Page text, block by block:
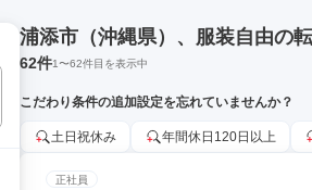
浦添市（沖縄県）、服装自由の
62件1〜62件目を表示中
こだわり条件の追加設定を忘れていませんか？
土日祝休み 年間休日120日以上
正社員